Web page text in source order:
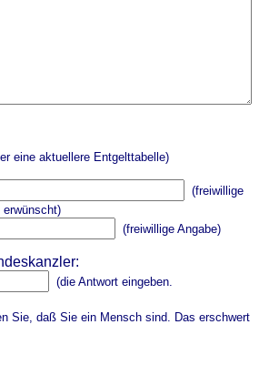
eine aktuellere Entgelttabelle)
(freiwillige
(freiwillige Angabe)
(die Antwort eingeben.
Sie, daß Sie ein Mensch sind. Das erschwert